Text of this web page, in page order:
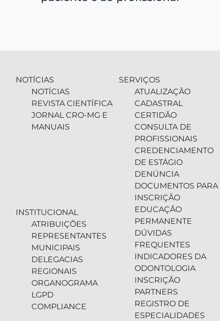
NOTÍCIAS
NOTÍCIAS
REVISTA CIENTÍFICA
JORNAL CRO-MG E
MANUAIS
INSTITUCIONAL
ATRIBUIÇÕES
REPRESENTANTES
MUNICIPAIS
DELEGACIAS
REGIONAIS
ORGANOGRAMA
LGPD
COMPLIANCE
SERVIÇOS
ATUALIZAÇÃO
CADASTRAL
CERTIDÃO
CONSULTA DE
PROFISSIONAIS
CREDENCIAMENTO
DE ESTÁGIO
DENÚNCIA
DOCUMENTOS PARA
INSCRIÇÃO
EDUCAÇÃO
PERMANENTE
DÚVIDAS
FREQUENTES
INDICADORES DA
ODONTOLOGIA
INSCRIÇÃO
PARTNERS
REGISTRO DE
ESPECIALIDADES